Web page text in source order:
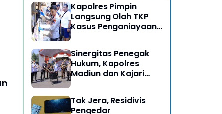
Kapolres Pimpin
Langsung Olah TKP
Kasus Penganiayaan
Ngawi
Sinergitas Penegak
Hukum, Kapolres
Madiun dan Kajari
Umum
Tak Jera, Residivis
Pengedar